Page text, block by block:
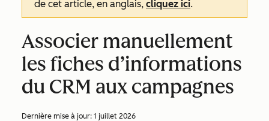
de cet article, en anglais, cliquez ici.
Associer manuellement
les fiches d’informations
du CRM aux campagnes
Dernière mise à jour: 1 juillet 2026